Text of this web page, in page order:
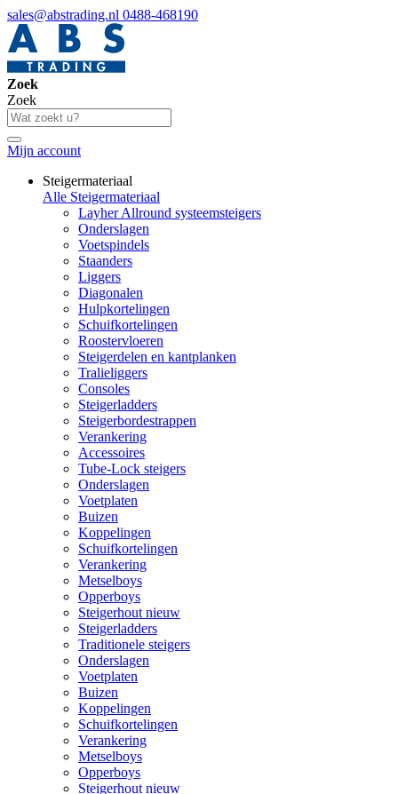
sales@abstrading.nl 0488-468190
Zoek
Zoek
Mijn account
Steigermateriaal
Alle Steigermateriaal
Layher Allround systeemsteigers
Onderslagen
Voetspindels
Staanders
Liggers
Diagonalen
Hulpkortelingen
Schuifkortelingen
Roostervloeren
Steigerdelen en kantplanken
Tralieliggers
Consoles
Steigerladders
Steigerbordestrappen
Verankering
Accessoires
Tube-Lock steigers
Onderslagen
Voetplaten
Buizen
Koppelingen
Schuifkortelingen
Verankering
Metselboys
Opperboys
Steigerhout nieuw
Steigerladders
Traditionele steigers
Onderslagen
Voetplaten
Buizen
Koppelingen
Schuifkortelingen
Verankering
Metselboys
Opperboys
Steigerhout nieuw